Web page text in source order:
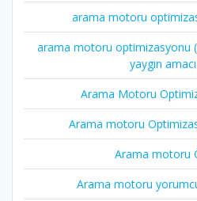
arama motoru
arama motoru optimizasyonu
yaygın
Arama Motoru
Arama motoru
Arama motoru
Arama motoru